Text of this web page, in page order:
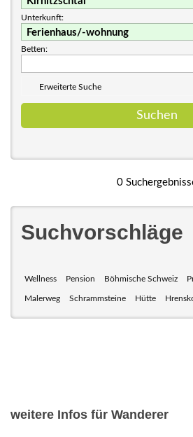
Unterkunft:
Betten:
Erweiterte Suche
0
Suchvorschläge
Wellness Pension Böhmische Schweiz
Malerweg Schrammsteine Hütte
weitere Infos für Wanderer